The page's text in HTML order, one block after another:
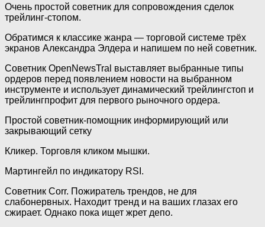
Очень простой советник для сопровождения сделок
трейлинг-стопом.
Обратимся к классике жанра — торговой системе трёх
экранов Александра Элдера и напишем по ней советник.
Советник OpenNewsTral выставляет выбранные типы
ордеров перед появлением новости на выбранном
инструменте и использует динамический трейлингстоп и
трейлингпрофит для первого рыночного ордера.
Простой советник-помощник информирующий или
закрывающий сетку
Кликер. Торговля кликом мышки.
Мартингейл по индикатору RSI.
Советник Corr. Пожиратель трендов, не для
слабонервных. Находит тренд и на ваших глазах его
сжирает. Однако пока ищет жрет депо.